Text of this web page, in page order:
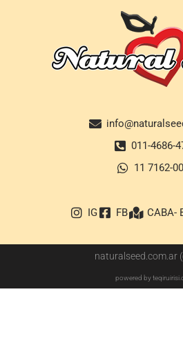
011-4686-
11 7162-
IG FB CABA-
naturalseed.com.ar
powered by